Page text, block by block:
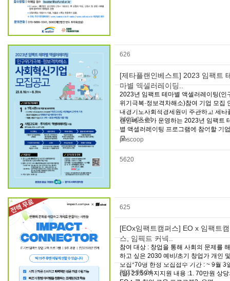
626
[제타플랜인베스트] 2023 임팩트
마별 액셀러레이팅..
2023년 임팩트 테마별 액셀러레이팅(인
위기극복·정보격차해소)참여 기업 모집
내경기도사회적경제원이 주관하고 제타
랜인베스트가 운영하는 2023년 임팩트
별 액셀러레이팅 프로그램에 참여할 기
모..
2023-08-24
pnscoop
5620
625
[EOx임팩트캠퍼스] EO x 임팩트
스, 임팩트 커넥..
참여 대상 : 창업을 통해 사회의 문제를
하고 싶은 2030 예비/초기 창업가 개인
모집*70명 한정 모집접수 기간 : ~ 9월 3
(일) 23:59까지지원 내용 :1. 70만원 상
2023-08-24